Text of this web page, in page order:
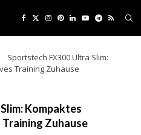
Sportstech FX300 Ultra Slim:
Training Zuhause
Kompaktes
Zuhause